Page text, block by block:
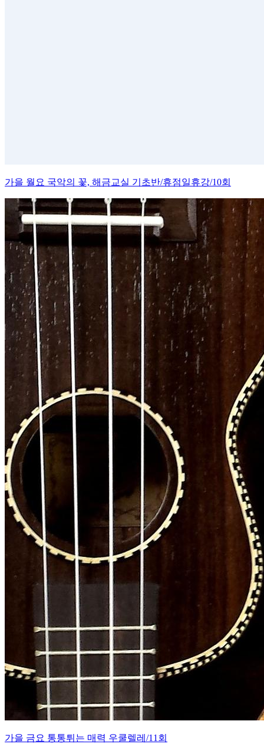
가을 월요 국악의 꽃, 해금교실 기초반/휴점일휴강/10회
가을 금요 통통튀는 매력 우쿨렐레/11회